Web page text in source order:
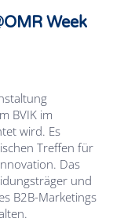
Week
BVIK im
wird. Es
Treffen für
Das
und
B2B-Marketings